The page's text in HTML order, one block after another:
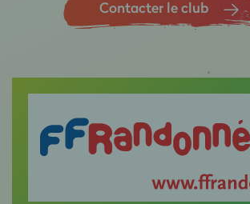
Contacter le club